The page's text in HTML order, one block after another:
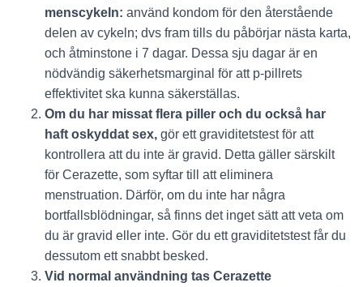
menscykeln: använd kondom för den återstående
delen av cykeln; dvs fram tills du påbörjar nästa karta,
och åtminstone i 7 dagar. Dessa sju dagar är en
nödvändig säkerhetsmarginal för att p-pillrets
effektivitet ska kunna säkerställas.
Om du har missat flera piller och du också har
haft oskyddat sex, gör ett graviditetstest för att
kontrollera att du inte är gravid. Detta gäller särskilt
för Cerazette, som syftar till att eliminera
menstruation. Därför, om du inte har några
bortfallsblödningar, så finns det inget sätt att veta om
du är gravid eller inte. Gör du ett graviditetstest får du
dessutom ett snabbt besked.
Vid normal användning tas Cerazette